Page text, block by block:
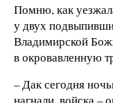
Помню, как
у двух
Владимирской
в окровавленную
– Дак сегодня